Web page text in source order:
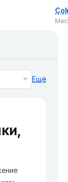
Ещё